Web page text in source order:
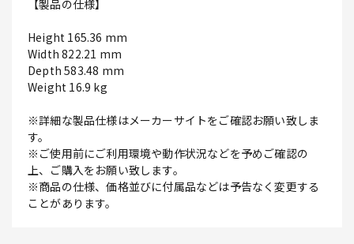
【製品の仕様】
Height 165.36 mm
Width 822.21 mm
Depth 583.48 mm
Weight 16.9 kg
※詳細な製品仕様はメーカーサイトをご確認お願い致しま
す。
※ご使用前にご利用環境や動作状況などを予めご確認の
上、ご購入をお願い致します。
※商品の仕様、価格並びに付属品などは予告なく変更する
ことがあります。